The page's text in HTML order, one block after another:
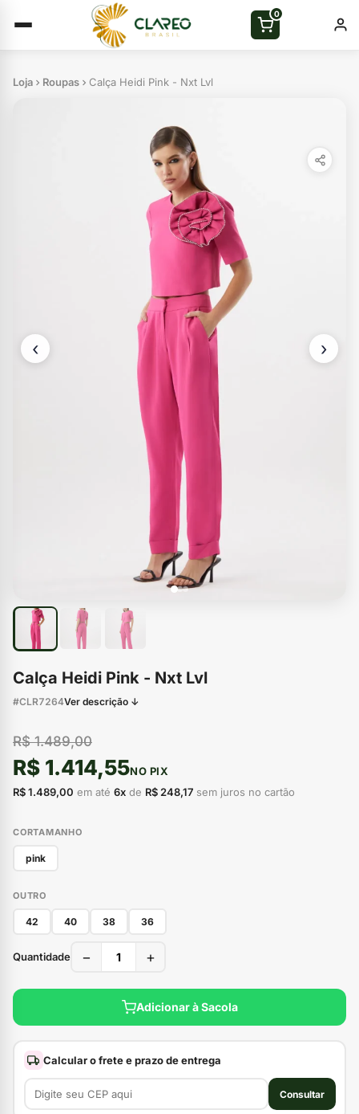
0
Loja Roupas Calça Heidi Pink - Nxt Lvl
‹ ›
Calça Heidi Pink - Nxt Lvl
#CLR7264Ver descrição ↓
R$ 1.489,00
R$ 1.414,55NO PIX
R$ 1.489,00 em até 6x de R$ 248,17 sem juros no cartão
CORTAMANHO
pink
OUTRO
42 40 38 36
Quantidade − +
Adicionar à Sacola
Calcular o frete e prazo de entrega
Consultar